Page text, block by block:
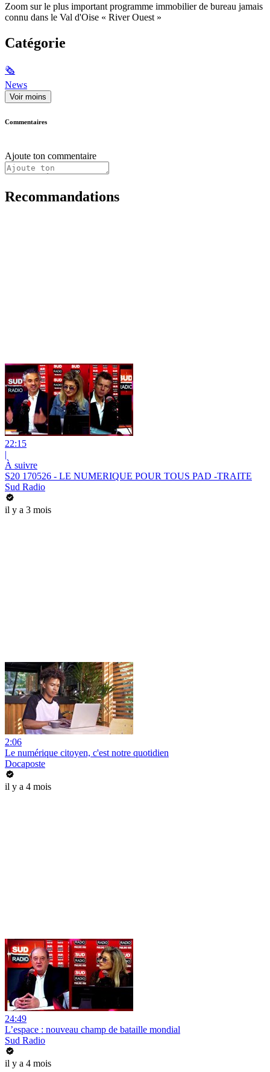
Zoom sur le plus important programme immobilier de bureau jamais
connu dans le Val d'Oise « River Ouest »
Catégorie
🗞
News
Voir moins
Commentaires
Ajoute ton commentaire
Recommandations
22:15
|
À suivre
S20 170526 - LE NUMERIQUE POUR TOUS PAD -TRAITE
Sud Radio
il y a 3 mois
2:06
Le numérique citoyen, c'est notre quotidien
Docaposte
il y a 4 mois
24:49
L’espace : nouveau champ de bataille mondial
Sud Radio
il y a 4 mois